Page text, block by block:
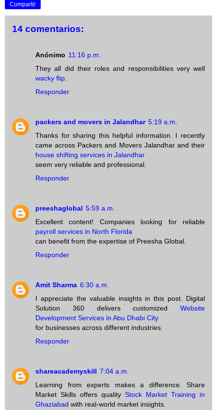
Compartir
14 comentarios:
Anónimo 11:16 p.m.
They all did their roles and responsibilities very well
wacky flip.
Responder
packers and movers in Jalandhar 5:19 a.m.
Thanks for sharing this helpful information. I recently
came across Packers and Movers Jalandhar and their
house shifting services in Jalandhar
seem very reliable and professional.
Responder
preeshaglobal 5:59 a.m.
Excellent content! Companies looking for reliable
payroll services in North Florida
can benefit from the expertise of Preesha Global.
Responder
Amit Sharma 6:30 a.m.
I appreciate the valuable insights in this post. Digital
Solution 360 delivers customized Website
Development Services in Abu Dhabi City
for businesses across different industries.
Responder
shareacademyskill 7:04 a.m.
Learning from experts makes a difference. Share
Market Skills offers quality Stock Market Training in
Ghaziabad with real-world market insights.